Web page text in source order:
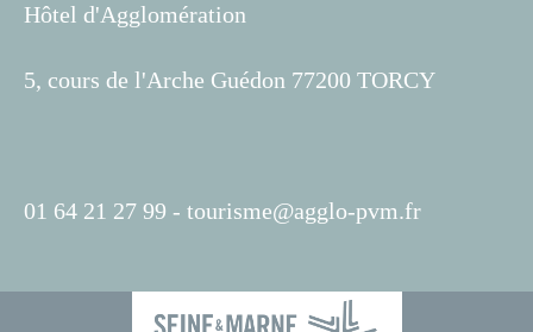
Hôtel d'Agglomération
5, cours de l'Arche Guédon 77200 TORCY
01 64 21 27 99 - tourisme@agglo-pvm.fr